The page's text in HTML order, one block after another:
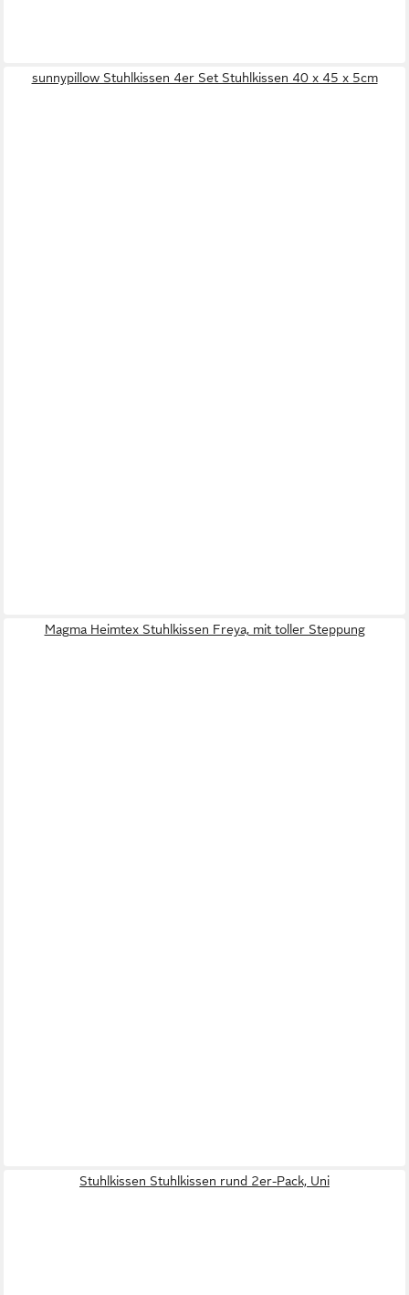
sunnypillow Stuhlkissen 4er Set Stuhlkissen 40 x 45 x 5cm
Magma Heimtex Stuhlkissen Freya, mit toller Steppung
Stuhlkissen Stuhlkissen rund 2er-Pack, Uni